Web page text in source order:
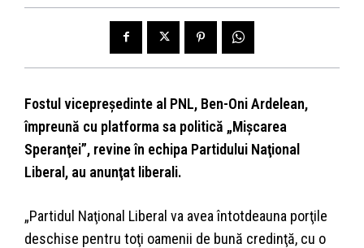
Fostul vicepreşedinte al PNL, Ben-Oni Ardelean,
împreună cu platforma sa politică „Mişcarea
Speranţei”, revine în echipa Partidului Naţional
Liberal, au anunţat liberali.
„Partidul Naţional Liberal va avea întotdeauna porţile
deschise pentru toţi oamenii de bună credinţă, cu o